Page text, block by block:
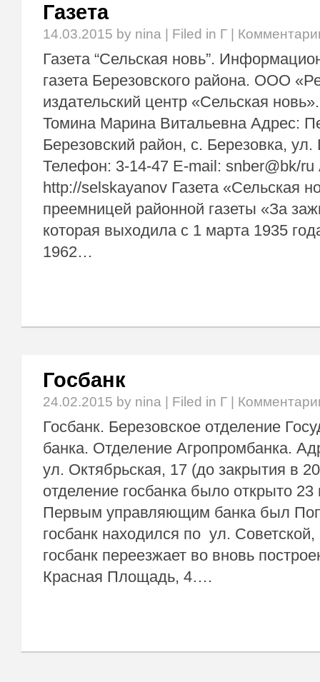
Газета
14.03.2015 by nina | Filed in Г
Газета “Сельская новь”.
газета Березовского района. ООО
издательский центр «Сельская
Томина Марина Витальевна Адрес:
Березовский район, с. Березовка,
Телефон: 3-14-47 E-mail: snber@bk/ru
http://selskayanov Газета «Сельская
преемницей районной газеты «За
которая выходила с 1 марта 1935
1962…
Госбанк
24.02.2015 by nina | Filed in Г
Госбанк. Березовское отделение
банка. Отделение Агропромбанка.
ул. Октябрьская, 17 (до закрытия в
отделение госбанка было открыто
Первым управляющим банка был
госбанк находился по ул. Советской,
госбанк переезжает во вновь
Красная Площадь, 4….